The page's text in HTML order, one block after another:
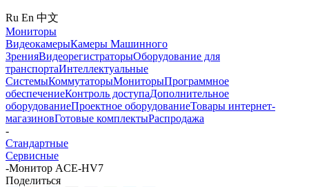
Ru En 中文
Мониторы
ВидеокамерыКамеры Машинного
ЗренияВидеорегистраторыОборудование для
транспортаИнтеллектуальные
СистемыКоммутаторыМониторыПрограммное
обеспечениеКонтроль доступаДополнительное
оборудованиеПроектное оборудованиеТовары интернет-
магазиновГотовые комплектыРаспродажа
-
Стандартные
Сервисные
-Монитор ACE-HV7
Поделиться